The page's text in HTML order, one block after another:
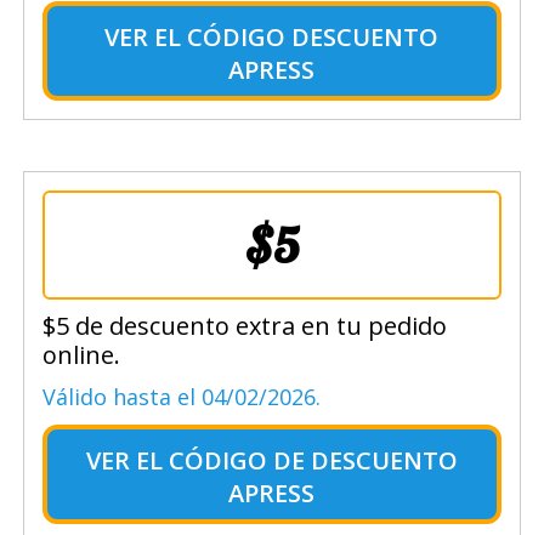
VER EL CÓDIGO DESCUENTO
APRESS
$5
$5 de descuento extra en tu pedido
online.
Válido hasta el 04/02/2026.
VER EL CÓDIGO DE DESCUENTO
APRESS